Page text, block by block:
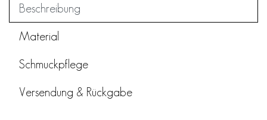
Beschreibung
Material
Schmuckpflege
Versendung & Rückgabe